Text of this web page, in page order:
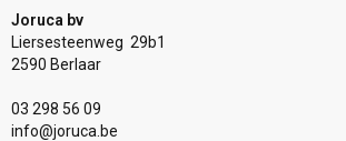
Joruca bv
Liersesteenweg 29b1
2590 Berlaar
03 298 56 09
info@joruca.be